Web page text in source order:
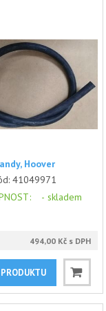
Hoover
41049971
: - skladem
494,00 Kč s DPH